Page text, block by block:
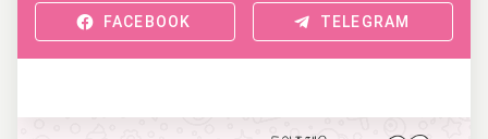
FACEBOOK TELEGRAM